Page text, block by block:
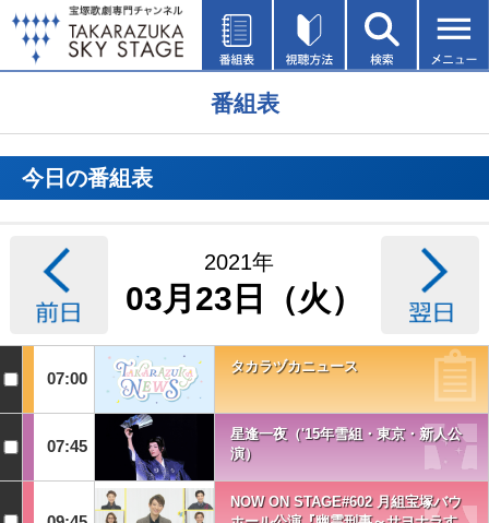
番組表
今日の番組表
2021年
03月23日（火）
07:00
タカラヅカニュース
07:45
星逢一夜（'15年雪組・東京・新人公
演）
NOW ON STAGE#602 月組宝塚バウ